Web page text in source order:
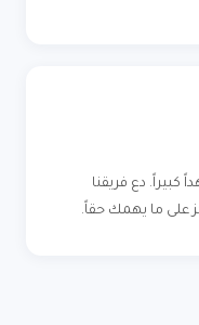
كبيراً. دع فريقنا
على ما يهمك حقاً.